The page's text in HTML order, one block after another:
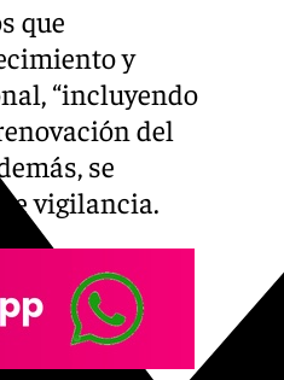
que
y
“incluyendo
del
se
vigilancia.